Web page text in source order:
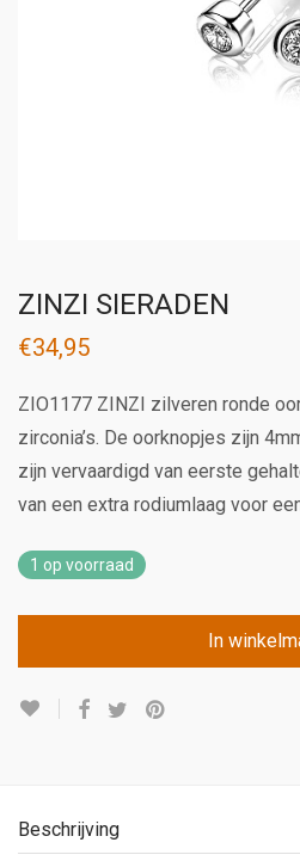
ZINZI SIERADEN
€34,95
ZIO1177 ZINZI zilveren ronde
zirconia’s. De oorknopjes zijn
zijn vervaardigd van eerste
van een extra rodiumlaag voor
1 op voorraad
In
Beschrijving